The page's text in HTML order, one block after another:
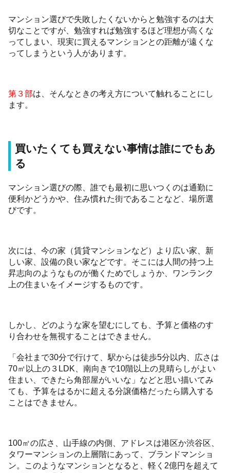
マンション選びで失敗したくないからと勉強するのは大
切なことですが、勉強すれば勉強するほど理想が高くな
ってしまい、現実に買えるマンションとの距離が遠くな
ってしまうという人があります。
第３部は、そんなときの考え方について触れることにし
ます。
買いたくても買えない事情は誰にでもあ
る
マンション選びの際、誰でも最初に思いつくのは通勤に
便利かどうかや、住み慣れた街であることなど、場所選
びです。
次には、今の家（賃貸マンションなど）より広い家、新
しい家、設備の良い家などです。そこには人間の持つ上
昇志向のようなものが働くためでしょうか、ワンランク
上の住まいをイメージするものです。
しかし、どのような家を望むにしても、予算と価格のす
り合わせを無視することはできません。
「会社まで30分で行けて、駅からは徒歩5分以内、広さは
70㎡以上の３LDK、南向きで10階以上の見晴らしがよい
住まい、できたら角部屋がいいな」などと思い描いてみ
ても、予算をはるかに超える分譲価格だったら購入する
ことはできません。
100㎡の広さ、山手線の内側、アドレスは港区か渋谷区、
タワーマンションの上層階にあって、ブランドマンショ
ン。このようなマンションとなると、軽く2億円を超えて